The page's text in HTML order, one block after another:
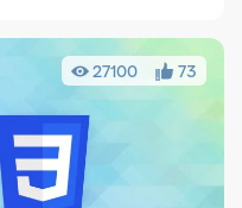
27100 73